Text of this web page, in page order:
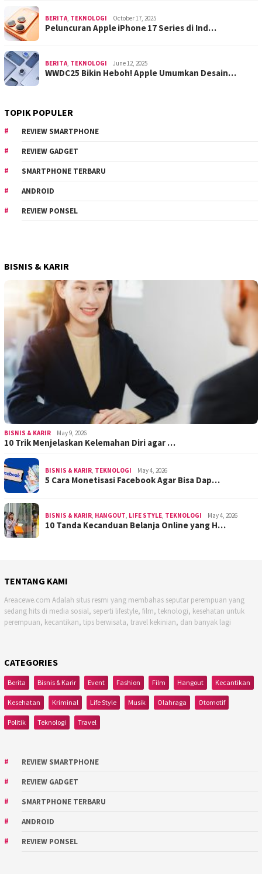
BERITA TEKNOLOGI October 17, 2025
Peluncuran Apple iPhone 17 Series di Ind…
BERITA TEKNOLOGI June 12, 2025
WWDC25 Bikin Heboh! Apple Umumkan Desain…
TOPIK POPULER
REVIEW SMARTPHONE
REVIEW GADGET
SMARTPHONE TERBARU
ANDROID
REVIEW PONSEL
BISNIS & KARIR
BISNIS & KARIR May 9, 2026
10 Trik Menjelaskan Kelemahan Diri agar …
BISNIS & KARIR TEKNOLOGI May 4, 2026
5 Cara Monetisasi Facebook Agar Bisa Dap…
BISNIS & KARIR HANGOUT LIFE STYLE TEKNOLOGI May 4, 2026
10 Tanda Kecanduan Belanja Online yang H…
TENTANG KAMI
Areacewe.com Adalah situs resmi yang membahas seputar perempuan yang
sedang hits di media sosial, seperti lifestyle, film, teknologi, kesehatan untuk
perempuan, kecantikan, tips berwisata, travel kekinian, dan banyak lagi
CATEGORIES
Berita Bisnis & Karir Event Fashion Film Hangout Kecantikan
Kesehatan Kriminal Life Style Musik Olahraga Otomotif
Politik Teknologi Travel
REVIEW SMARTPHONE
REVIEW GADGET
SMARTPHONE TERBARU
ANDROID
REVIEW PONSEL